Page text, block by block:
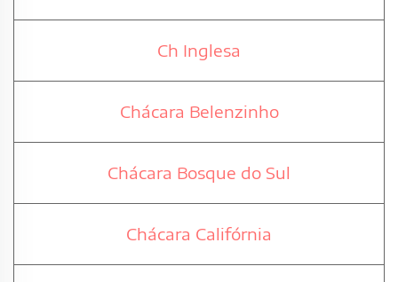
Ch Inglesa
Chácara Belenzinho
Chácara Bosque do Sul
Chácara Califórnia